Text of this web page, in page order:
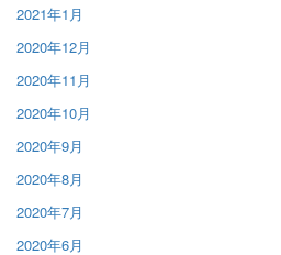
2021年1月
2020年12月
2020年11月
2020年10月
2020年9月
2020年8月
2020年7月
2020年6月